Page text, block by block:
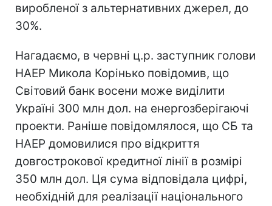
виробленої з альтернативних джерел, до
30%.
Нагадаємо, в червні ц.р. заступник голови
НАЕР Микола Корінько повідомив, що
Світовий банк восени може виділити
Україні 300 млн дол. на енергозберігаючі
проекти. Раніше повідомлялося, що СБ та
НАЕР домовилися про відкриття
довгострокової кредитної лінії в розмірі
350 млн дол. Ця сума відповідала цифрі,
необхідній для реалізації національного